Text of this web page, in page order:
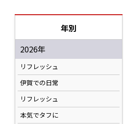
年別
2026年
リフレッシュ
伊賀での日常
リフレッシュ
本気でタフに